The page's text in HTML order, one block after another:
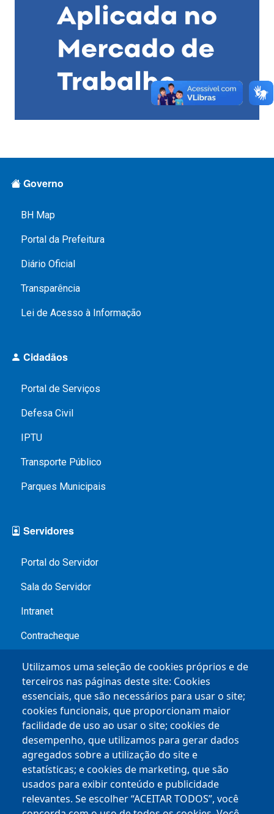
B
Utilizamos uma seleção de cookies próprios e de
terceiros nas páginas deste site: Cookies
essenciais, que são necessários para usar o site;
cookies funcionais, que proporcionam maior
facilidade de uso ao usar o site; cookies de
desempenho, que utilizamos para gerar dados
agregados sobre a utilização do site e
estatísticas; e cookies de marketing, que são
usados ​​para exibir conteúdo e publicidade
relevantes. Se escolher “ACEITAR TODOS”, você
Governo
BH Map
Portal da Prefeitura
Diário Oficial
Transparência
Lei de Acesso à Informação
Cidadãos
Portal de Serviços
Defesa Civil
IPTU
Transporte Público
Parques Municipais
Servidores
Portal do Servidor
Sala do Servidor
Intranet
Contracheque
Service Desk
Empresas
BHISS
Chamamentos Públicos
Mapa Empreende BH
Espaço do Empreendedor